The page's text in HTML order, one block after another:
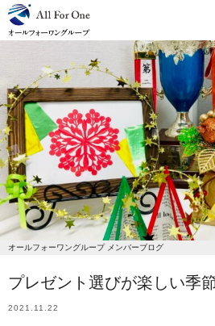
オールフォーワングループ メンバーブログ
プレゼント選びが楽しい季
2021.11.22